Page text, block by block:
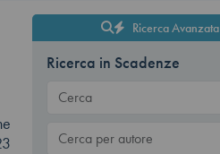
Ricerca Avanzata
Ricerca in Scadenze